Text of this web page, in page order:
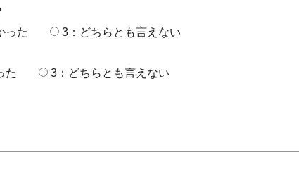
った
3：どちらとも言えない
た 3：どちらとも言えない